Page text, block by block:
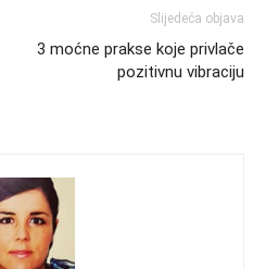
Slijedeća objava
3 moćne prakse koje privlače
pozitivnu vibraciju